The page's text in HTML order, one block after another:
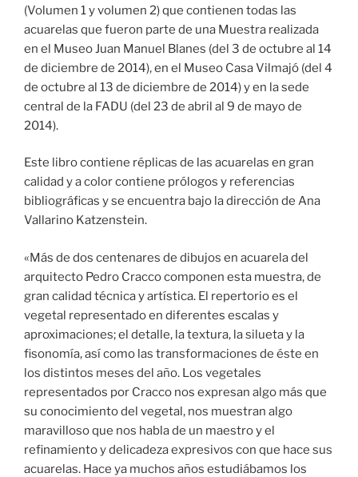
(Volumen 1 y volumen 2) que contienen todas las
acuarelas que fueron parte de una Muestra realizada
en el Museo Juan Manuel Blanes (del 3 de octubre al 14
de diciembre de 2014), en el Museo Casa Vilmajó (del 4
de octubre al 13 de diciembre de 2014) y en la sede
central de la FADU (del 23 de abril al 9 de mayo de
2014).
Este libro contiene réplicas de las acuarelas en gran
calidad y a color contiene prólogos y referencias
bibliográficas y se encuentra bajo la dirección de Ana
Vallarino Katzenstein.
«Más de dos centenares de dibujos en acuarela del
arquitecto Pedro Cracco componen esta muestra, de
gran calidad técnica y artística. El repertorio es el
vegetal representado en diferentes escalas y
aproximaciones; el detalle, la textura, la silueta y la
fisonomía, así como las transformaciones de éste en
los distintos meses del año. Los vegetales
representados por Cracco nos expresan algo más que
su conocimiento del vegetal, nos muestran algo
maravilloso que nos habla de un maestro y el
refinamiento y delicadeza expresivos con que hace sus
acuarelas. Hace ya muchos años estudiábamos los